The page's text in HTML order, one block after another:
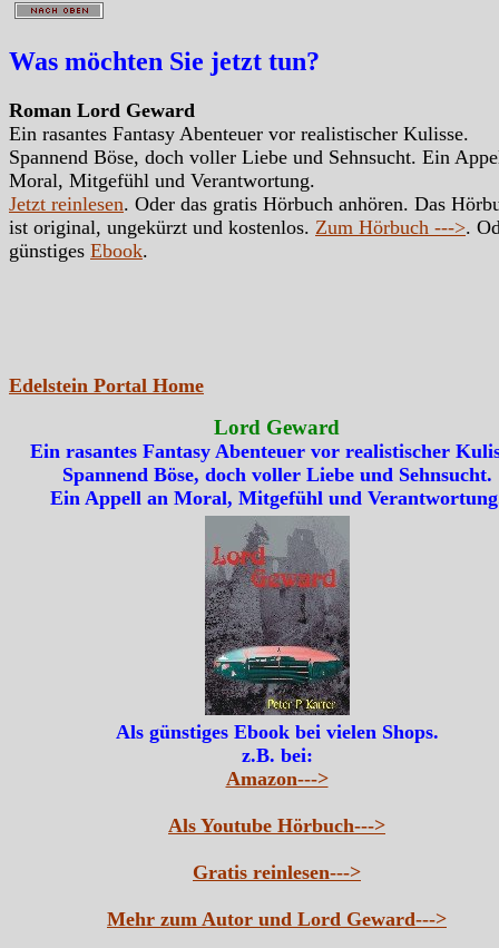
Was möchten Sie jetzt tun?
Roman Lord Geward
Ein rasantes Fantasy Abenteuer vor realistischer Kulisse.
Spannend Böse, doch voller Liebe und Sehnsucht. Ein
Moral, Mitgefühl und Verantwortung.
Jetzt reinlesen. Oder das gratis Hörbuch anhören. Das
ist original, ungekürzt und kostenlos. Zum Hörbuch --->.
günstiges Ebook.
Edelstein Portal Home
Lord Geward
Ein rasantes Fantasy Abenteuer vor realistischer
Spannend Böse, doch voller Liebe und Sehnsucht.
Ein Appell an Moral, Mitgefühl und
Als günstiges Ebook bei vielen Shops.
z.B. bei:
Amazon--->
Als Youtube Hörbuch--->
Gratis reinlesen--->
Mehr zum Autor und Lord Geward--->